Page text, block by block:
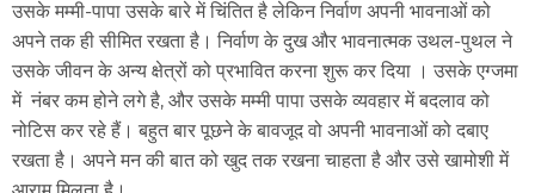
उसके मम्मी-पापा उसके बारे में चिंतित है लेकिन निर्वाण अपनी भावनाओं को
अपने तक ही सीमित रखता है। निर्वाण के दुख और भावनात्मक उथल-पुथल ने
उसके जीवन के अन्य क्षेत्रों को प्रभावित करना शुरू कर दिया । उसके एग्जमा
में नंबर कम होने लगे है, और उसके मम्मी पापा उसके व्यवहार में बदलाव को
नोटिस कर रहे हैं। बहुत बार पूछने के बावजूद वो अपनी भावनाओं को दबाए
रखता है। अपने मन की बात को खुद तक रखना चाहता है और उसे खामोशी में